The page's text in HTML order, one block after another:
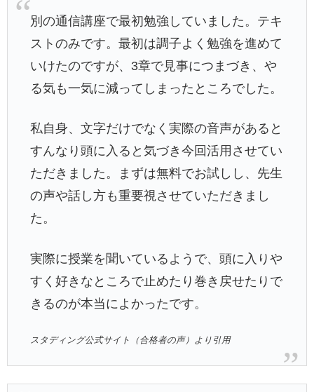
別の通信講座で最初勉強していました。テキ
ストのみです。最初は調子よく勉強を進めて
いけたのですが、3章で見事につまづき、や
る気も一気に減ってしまったところでした。
私自身、文字だけでなく実際の音声があると
すんなり頭に入ると気づき今回活用させてい
ただきました。まずは無料でお試しし、先生
の声や話し方も重要視させていただきまし
た。
実際に授業を聞いているようで、頭に入りや
すく好きなところで止めたり巻き戻せたりで
きるのが本当によかったです。
スタディング公式サイト（合格者の声）より引用